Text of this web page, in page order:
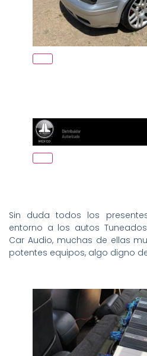
Sin duda todos los
entorno a los autos
Car Audio, muchas de ellas
potentes equipos, algo digno